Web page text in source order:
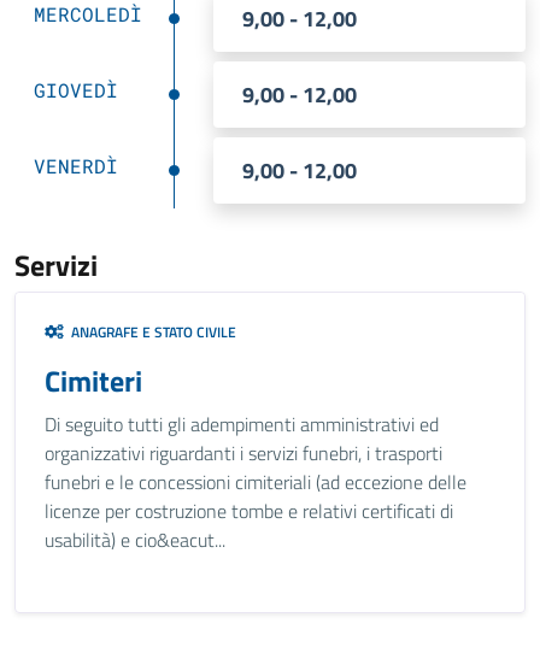
MERCOLEDÌ 9,00 - 12,00
GIOVEDÌ 9,00 - 12,00
VENERDÌ 9,00 - 12,00
Servizi
ANAGRAFE E STATO CIVILE
Cimiteri
Di seguito tutti gli adempimenti amministrativi ed
organizzativi riguardanti i servizi funebri, i trasporti
funebri e le concessioni cimiteriali (ad eccezione delle
licenze per costruzione tombe e relativi certificati di
usabilità) e cio&eacut...